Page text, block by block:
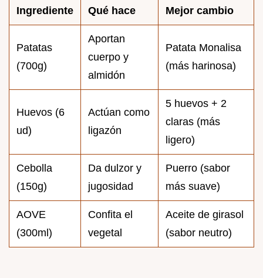
Ingrediente Qué hace Mejor cambio
Patatas
(700g)
Aportan
cuerpo y
almidón
Patata Monalisa
(más harinosa)
Huevos (6
ud)
Actúan como
ligazón
5 huevos + 2
claras (más
ligero)
Cebolla
(150g)
Da dulzor y
jugosidad
Puerro (sabor
más suave)
AOVE
(300ml)
Confita el
vegetal
Aceite de girasol
(sabor neutro)